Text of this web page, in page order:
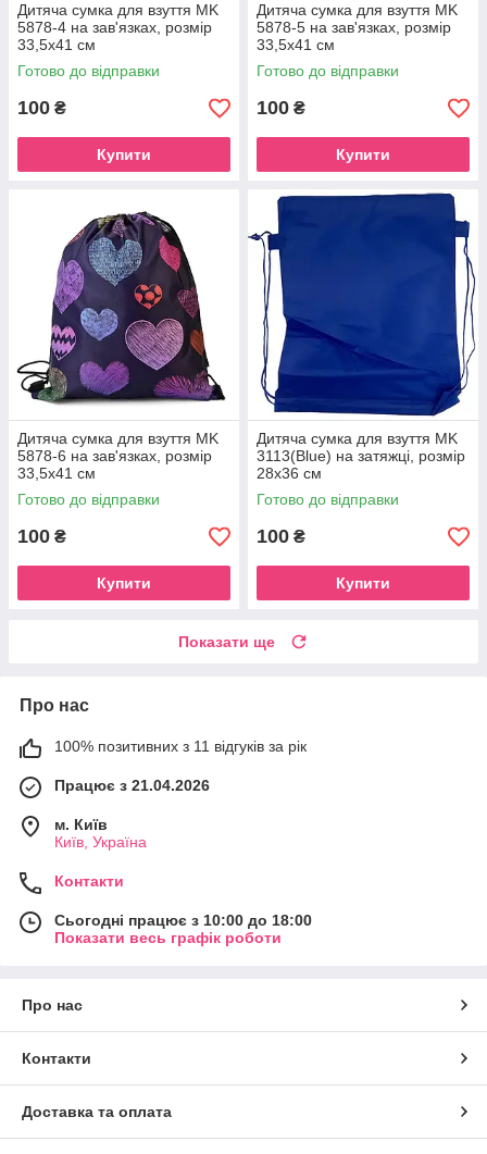
Дитяча сумка для взуття MK
5878-4 на зав'язках, розмір
33,5х41 см
Готово до відправки
100 ₴
Купити
Дитяча сумка для взуття MK
5878-5 на зав'язках, розмір
33,5х41 см
Готово до відправки
100 ₴
Купити
Дитяча сумка для взуття MK
5878-6 на зав'язках, розмір
33,5х41 см
Готово до відправки
100 ₴
Купити
Дитяча сумка для взуття MK
3113(Blue) на затяжці, розмір
28х36 см
Готово до відправки
100 ₴
Купити
Показати ще
Про нас
100% позитивних з 11 відгуків за рік
Працює з 21.04.2026
м. Київ
Київ, Україна
Контакти
Сьогодні працює з 10:00 до 18:00
Показати весь графік роботи
Про нас
Контакти
Доставка та оплата